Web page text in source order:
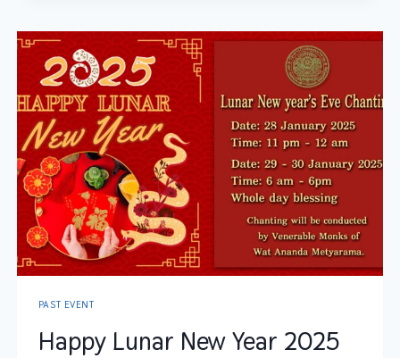
PAST EVENT
Happy Lunar New Year 2025